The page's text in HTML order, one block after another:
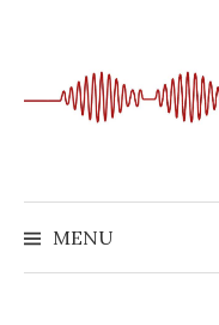
springen
MENU